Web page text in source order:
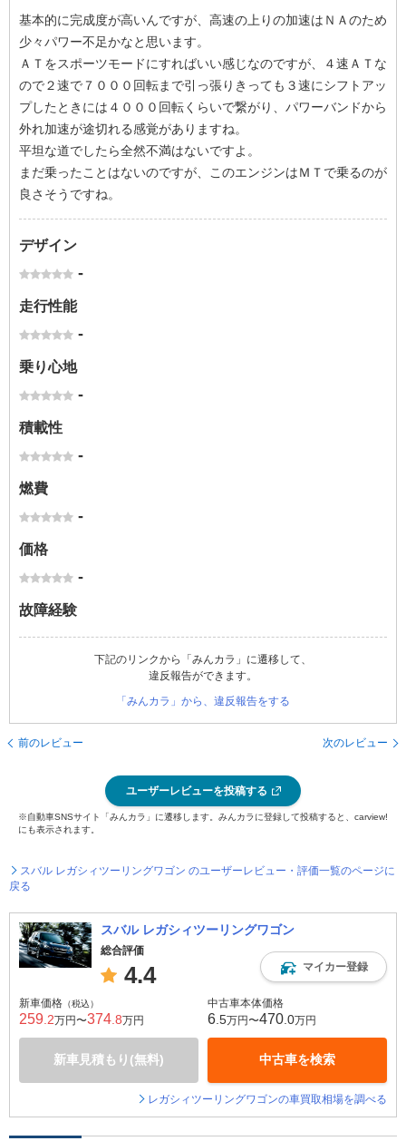
基本的に完成度が高いんですが、高速の上りの加速はＮＡのため
少々パワー不足かなと思います。
ＡＴをスポーツモードにすればいい感じなのですが、４速ＡＴな
ので２速で７０００回転まで引っ張りきっても３速にシフトアッ
プしたときには４０００回転くらいで繋がり、パワーバンドから
外れ加速が途切れる感覚がありますね。
平坦な道でしたら全然不満はないですよ。
まだ乗ったことはないのですが、このエンジンはＭＴで乗るのが
良さそうですね。
デザイン
-
走行性能
-
乗り心地
-
積載性
-
燃費
-
価格
-
故障経験
下記のリンクから「みんカラ」に遷移して、
違反報告ができます。
「みんカラ」から、違反報告をする
前のレビュー 次のレビュー
ユーザーレビューを投稿する
※自動車SNSサイト「みんカラ」に遷移します。みんカラに登録して投稿すると、carview!
にも表示されます。
スバル レガシィツーリングワゴン のユーザーレビュー・評価一覧のページに
戻る
スバル レガシィツーリングワゴン
総合評価
4.4 マイカー登録
新車価格 （税込）
259 .2万円〜374 .8万円
新車見積もり(無料)
中古車本体価格
6 .5万円〜470 .0万円
中古車を検索
レガシィツーリングワゴンの車買取相場を調べる